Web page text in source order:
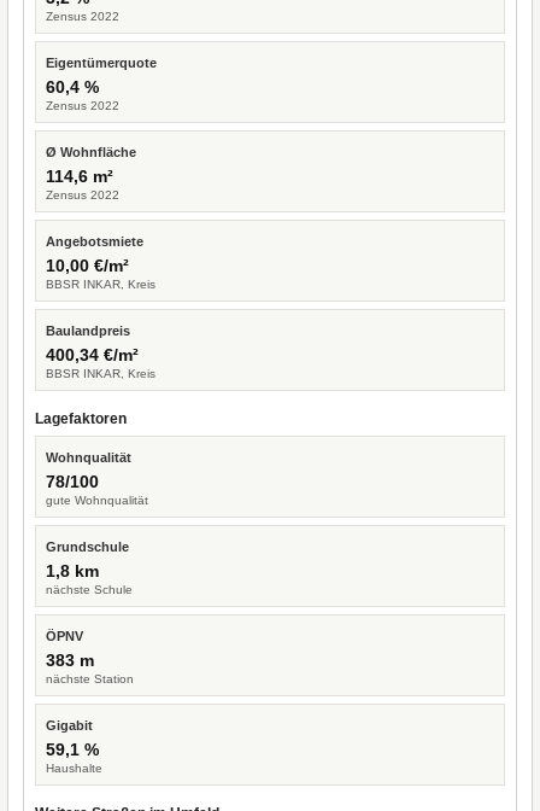
Zensus 2022
Eigentümerquote
60,4 %
Zensus 2022
Ø Wohnfläche
114,6 m²
Zensus 2022
Angebotsmiete
10,00 €/m²
BBSR INKAR, Kreis
Baulandpreis
400,34 €/m²
BBSR INKAR, Kreis
Lagefaktoren
Wohnqualität
78/100
gute Wohnqualität
Grundschule
1,8 km
nächste Schule
ÖPNV
383 m
nächste Station
Gigabit
59,1 %
Haushalte